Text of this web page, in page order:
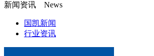
新闻资讯 News
国凯新闻
行业资讯